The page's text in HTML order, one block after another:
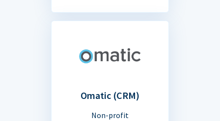
Omatic (CRM)
Non-profit